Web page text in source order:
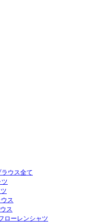
ウス全て
ス
ス
ローレンシャツ